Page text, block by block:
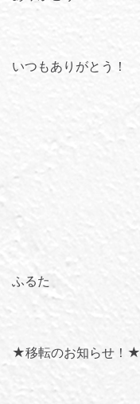
いつもありがとう！
ふるた
★移転のお知らせ！★